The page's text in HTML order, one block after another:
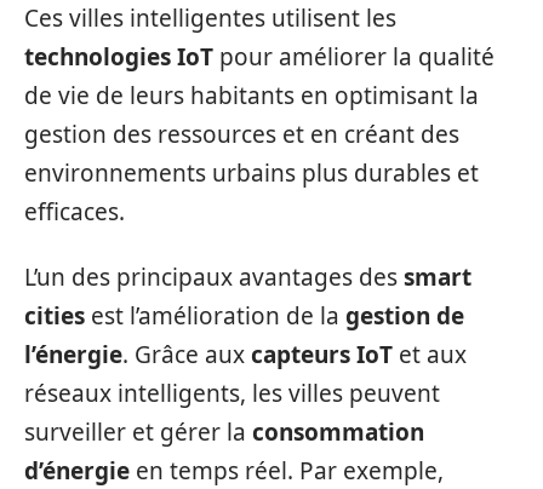
Ces villes intelligentes utilisent les
technologies IoT pour améliorer la qualité
de vie de leurs habitants en optimisant la
gestion des ressources et en créant des
environnements urbains plus durables et
efficaces.
L’un des principaux avantages dessmart
cities est l’amélioration de la gestion de
l’énergie. Grâce auxcapteurs IoT et aux
réseaux intelligents, les villes peuvent
surveiller et gérer la consommation
d’énergie en temps réel. Par exemple,